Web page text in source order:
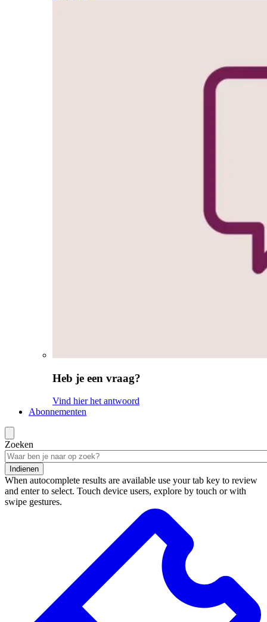
Heb je een vraag?
Vind hier het antwoord
Abonnementen
Zoeken
Indienen
When autocomplete results are available use your tab key to review
and enter to select. Touch device users, explore by touch or with
swipe gestures.